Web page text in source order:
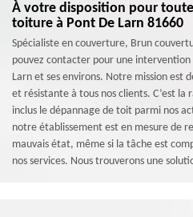
À votre disposition pour
toiture à Pont De Larn 81660
Spécialiste en couverture, Brun
pouvez contacter pour une
Larn et ses environs. Notre mission
et résistante à tous nos clients. C’est la
inclus le dépannage de toit parmi nos
notre établissement est en mesure de
mauvais état, même si la tâche est
nos services. Nous trouverons une